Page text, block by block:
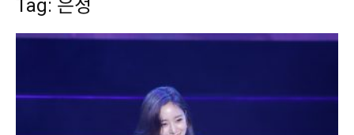
Tag: 은정